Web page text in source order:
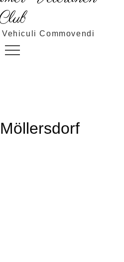
Commovendi
Möllersdorf